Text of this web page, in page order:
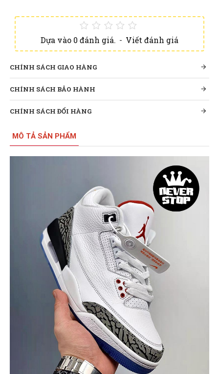
Dựa vào 0 đánh giá. - Viết đánh giá
CHÍNH SÁCH GIAO HÀNG
CHÍNH SÁCH BẢO HÀNH
CHÍNH SÁCH ĐỔI HÀNG
MÔ TẢ SẢN PHẨM